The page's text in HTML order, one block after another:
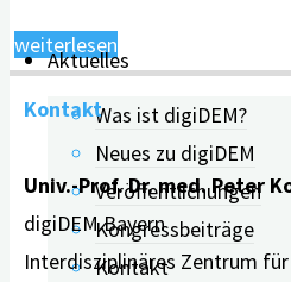
Aktuelles
Was ist digiDEM?
Neues zu digiDEM
Veröffentlichungen
Kongressbeiträge
Kontakt
weiterlesen
Demenzrisiko
durch
zu
viel
Zucker"
Kontakt
Univ.-Prof. Dr. med. Peter
digiDEM Bayern
Interdisziplinäres Zentrum